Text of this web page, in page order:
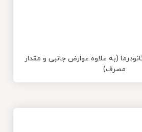
(به علاوه عوارض جانبی و مقدار
مصرف)